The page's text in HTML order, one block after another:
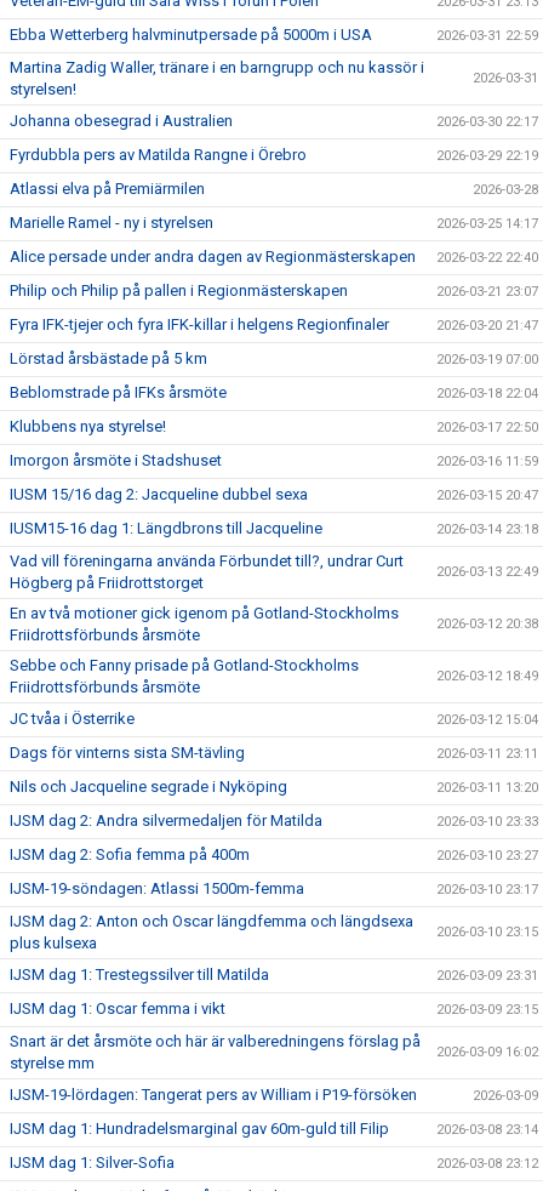
Ebba Wetterberg halvminutpersade på 5000m i USA 2026-03-31 22:59
Martina Zadig Waller, tränare i en barngrupp och nu kassör i
styrelsen!
2026-03-31
Johanna obesegrad i Australien 2026-03-30 22:17
Fyrdubbla pers av Matilda Rangne i Örebro 2026-03-29 22:19
Atlassi elva på Premiärmilen 2026-03-28
Marielle Ramel - ny i styrelsen 2026-03-25 14:17
Alice persade under andra dagen av Regionmästerskapen 2026-03-22 22:40
Philip och Philip på pallen i Regionmästerskapen 2026-03-21 23:07
Fyra IFK-tjejer och fyra IFK-killar i helgens Regionfinaler 2026-03-20 21:47
Lörstad årsbästade på 5 km 2026-03-19 07:00
Beblomstrade på IFKs årsmöte 2026-03-18 22:04
Klubbens nya styrelse! 2026-03-17 22:50
Imorgon årsmöte i Stadshuset 2026-03-16 11:59
IUSM 15/16 dag 2: Jacqueline dubbel sexa 2026-03-15 20:47
IUSM15-16 dag 1: Längdbrons till Jacqueline 2026-03-14 23:18
Vad vill föreningarna använda Förbundet till?, undrar Curt
Högberg på Friidrottstorget
2026-03-13 22:49
En av två motioner gick igenom på Gotland-Stockholms
Friidrottsförbunds årsmöte
2026-03-12 20:38
Sebbe och Fanny prisade på Gotland-Stockholms
Friidrottsförbunds årsmöte
2026-03-12 18:49
JC tvåa i Österrike 2026-03-12 15:04
Dags för vinterns sista SM-tävling 2026-03-11 23:11
Nils och Jacqueline segrade i Nyköping 2026-03-11 13:20
IJSM dag 2: Andra silvermedaljen för Matilda 2026-03-10 23:33
IJSM dag 2: Sofia femma på 400m 2026-03-10 23:27
IJSM-19-söndagen: Atlassi 1500m-femma 2026-03-10 23:17
IJSM dag 2: Anton och Oscar längdfemma och längdsexa
plus kulsexa
2026-03-10 23:15
IJSM dag 1: Trestegssilver till Matilda 2026-03-09 23:31
IJSM dag 1: Oscar femma i vikt 2026-03-09 23:15
Snart är det årsmöte och här är valberedningens förslag på
styrelse mm
2026-03-09 16:02
IJSM-19-lördagen: Tangerat pers av William i P19-försöken 2026-03-09
IJSM dag 1: Hundradelsmarginal gav 60m-guld till Filip 2026-03-08 23:14
IJSM dag 1: Silver-Sofia 2026-03-08 23:12